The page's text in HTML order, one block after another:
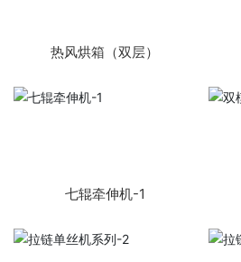
热风烘箱（双层）
七辊牵伸机-1